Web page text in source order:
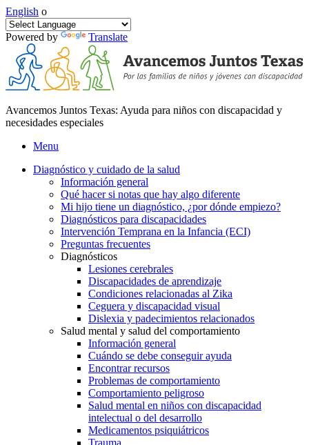
English o
Powered by Translate
Avancemos Juntos Texas: Ayuda para niños con discapacidad y
necesidades especiales
Menu
Diagnóstico y cuidado de la salud
Información general
Qué hacer si notas que hay algo diferente
Mi hijo tiene un diagnóstico, ¿por dónde empiezo?
Diagnósticos para discapacidades
Intervención Temprana en la Infancia (ECI)
Preguntas frecuentes
Diagnósticos
Lesiones cerebrales
Discapacidades de aprendizaje
Condiciones relacionadas al Zika
Ceguera y discapacidad visual
Dislexia y padecimientos relacionados
Salud mental y salud del comportamiento
Información general
Cuándo se debe conseguir ayuda
Encontrar recursos
Problemas de comportamiento
Comportamiento peligroso
Salud mental en niños con discapacidad
intelectual o del desarrollo
Medicamentos psiquiátricos
Trauma